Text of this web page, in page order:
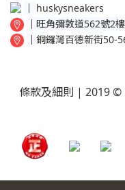
│ huskysneakers
│ 旺角彌敦道562號2樓
│ 銅鑼灣百德新街50-
條款及細則 | 2019 ©